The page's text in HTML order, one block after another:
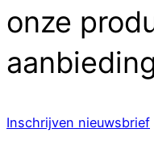
onze
Inschrijven nieuwsbrief